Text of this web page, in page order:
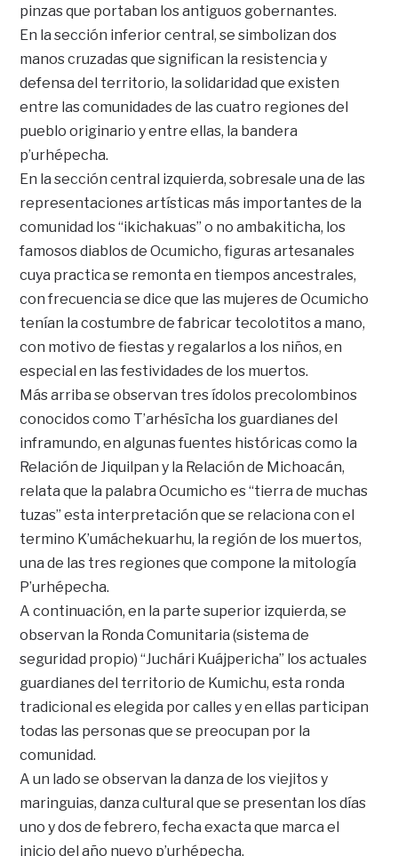
pinzas que portaban los antiguos gobernantes.
En la sección inferior central, se simbolizan dos
manos cruzadas que significan la resistencia y
defensa del territorio, la solidaridad que existen
entre las comunidades de las cuatro regiones del
pueblo originario y entre ellas, la bandera
p’urhépecha.
En la sección central izquierda, sobresale una de las
representaciones artísticas más importantes de la
comunidad los “ikichakuas” o no ambakiticha, los
famosos diablos de Ocumicho, figuras artesanales
cuya practica se remonta en tiempos ancestrales,
con frecuencia se dice que las mujeres de Ocumicho
tenían la costumbre de fabricar tecolotitos a mano,
con motivo de fiestas y regalarlos a los niños, en
especial en las festividades de los muertos.
Más arriba se observan tres ídolos precolombinos
conocidos como T’arhésïcha los guardianes del
inframundo, en algunas fuentes históricas como la
Relación de Jiquilpan y la Relación de Michoacán,
relata que la palabra Ocumicho es “tierra de muchas
tuzas” esta interpretación que se relaciona con el
termino K’umáchekuarhu, la región de los muertos,
una de las tres regiones que compone la mitología
P’urhépecha.
A continuación, en la parte superior izquierda, se
observan la Ronda Comunitaria (sistema de
seguridad propio) “Juchári Kuájpericha” los actuales
guardianes del territorio de Kumichu, esta ronda
tradicional es elegida por calles y en ellas participan
todas las personas que se preocupan por la
comunidad.
A un lado se observan la danza de los viejitos y
maringuias, danza cultural que se presentan los días
uno y dos de febrero, fecha exacta que marca el
inicio del año nuevo p’urhépecha.